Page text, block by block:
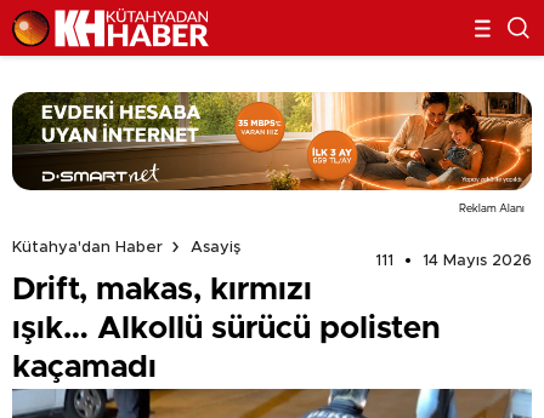
Reklam Alanı
Kütahya'dan Haber
Asayiş
111
14 Mayıs 2026
Drift, makas, kırmızı
ışık… Alkollü sürücü polisten
kaçamadı